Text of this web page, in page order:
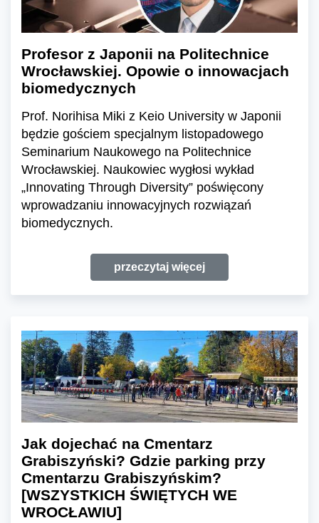
Profesor z Japonii na Politechnice
Wrocławskiej. Opowie o innowacjach
biomedycznych
Prof. Norihisa Miki z Keio University w Japonii
będzie gościem specjalnym listopadowego
Seminarium Naukowego na Politechnice
Wrocławskiej. Naukowiec wygłosi wykład
„Innovating Through Diversity” poświęcony
wprowadzaniu innowacyjnych rozwiązań
biomedycznych.
przeczytaj więcej
Jak dojechać na Cmentarz
Grabiszyński? Gdzie parking przy
Cmentarzu Grabiszyńskim?
[WSZYSTKICH ŚWIĘTYCH WE
WROCŁAWIU]